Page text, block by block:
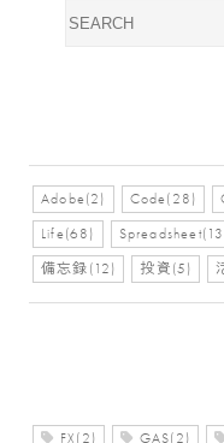
Adobe(2) Code(28)
Life(68)
備忘録(12) 投資(5)
FX(2) GAS(2)